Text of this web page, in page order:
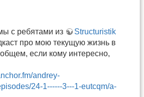
с ребятами из
Structuristik
про мою текущую жизнь в
если кому интересно,
andrey-
24-1------3---1-eutcqm/a-